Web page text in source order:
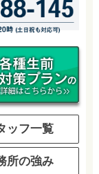
ッフ一覧
所の強み